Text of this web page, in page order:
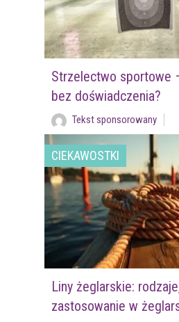
Strzelectwo sportowe
bez doświadczenia?
Tekst sponsorowany
CIEKAWOSTKI
Liny żeglarskie:
zastosowanie w